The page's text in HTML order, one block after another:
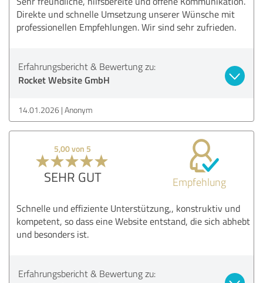
Direkte und schnelle Umsetzung unserer Wünsche mit
professionellen Empfehlungen. Wir sind sehr zufrieden.
Erfahrungsbericht & Bewertung zu:
Rocket Website GmbH
14.01.2026 Anonym
5,00 von 5
SEHR GUT Empfehlung
Schnelle und effiziente Unterstützung,, konstruktiv und
kompetent, so dass eine Website entstand, die sich abhebt
und besonders ist.
Erfahrungsbericht & Bewertung zu: